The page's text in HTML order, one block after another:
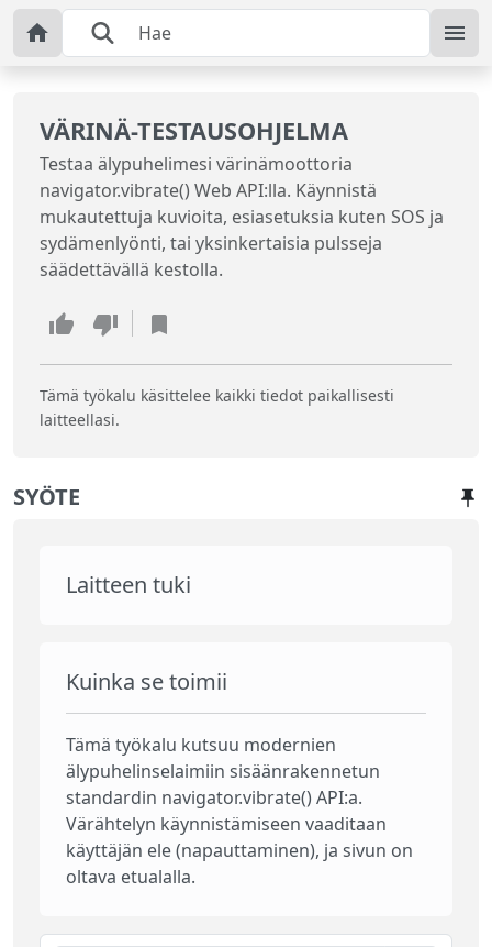
VÄRINÄ-TESTAUSOHJELMA
Testaa älypuhelimesi värinämoottoria
navigator.vibrate() Web API:lla. Käynnistä
mukautettuja kuvioita, esiasetuksia kuten SOS ja
sydämenlyönti, tai yksinkertaisia pulsseja
säädettävällä kestolla.
Tämä työkalu käsittelee kaikki tiedot paikallisesti
laitteellasi.
SYÖTE
Laitteen tuki
Kuinka se toimii
Tämä työkalu kutsuu modernien
älypuhelinselaimiin sisäänrakennetun
standardin navigator.vibrate() API:a.
Värähtelyn käynnistämiseen vaaditaan
käyttäjän ele (napauttaminen), ja sivun on
oltava etualalla.